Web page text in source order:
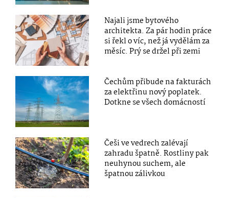
Najali jsme bytového
architekta. Za pár hodin práce
si řekl o víc, než já vydělám za
měsíc. Prý se držel při zemi
Čechům přibude na fakturách
za elektřinu nový poplatek.
Dotkne se všech domácností
Češi ve vedrech zalévají
zahradu špatně. Rostliny pak
neuhynou suchem, ale
špatnou zálivkou